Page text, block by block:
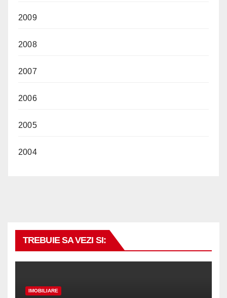
2009
2008
2007
2006
2005
2004
TREBUIE SA VEZI SI:
IMOBILIARE